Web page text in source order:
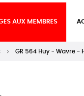
AUX MEMBRES
GR 564 Huy - Wavre -